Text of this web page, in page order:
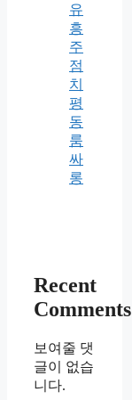
유
흥
주
점
치
평
동
룸
싸
롱
Recent
Comments
보여줄 댓
글이 없습
니다.